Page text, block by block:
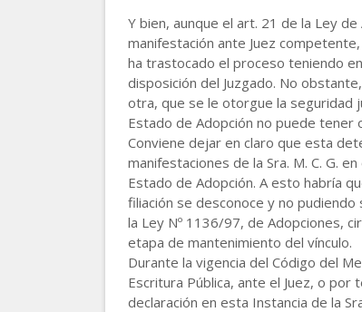
Y bien, aunque el art. 21 de la Ley
manifestación ante Juez
ha trastocado el proceso teniendo
disposición del Juzgado. No
otra, que se le otorgue la seguridad
Estado de Adopción no puede
Conviene dejar en claro que esta
manifestaciones de la Sra. M. C. G.
Estado de Adopción. A esto habría
filiación se desconoce y no
la Ley Nº 1136/97, de Adopciones,
etapa de mantenimiento del vínculo.
Durante la vigencia del Código del
Escritura Pública, ante el Juez, o
declaración en esta Instancia de la